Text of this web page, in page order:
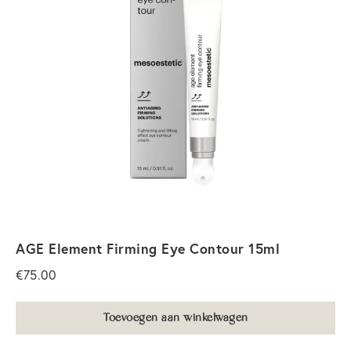
AGE Element Firming Eye Contour 15ml
€75.00
Toevoegen aan winkelwagen